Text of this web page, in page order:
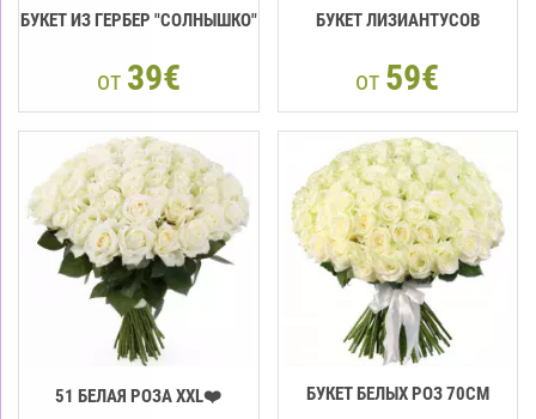
БУКЕТ ИЗ ГЕРБЕР "СОЛНЫШКО"
от 39€
БУКЕТ ЛИЗИАНТУСОВ
от 59€
51 БЕЛАЯ РОЗА XXL❤️ БУКЕТ БЕЛЫХ РОЗ 70СМ